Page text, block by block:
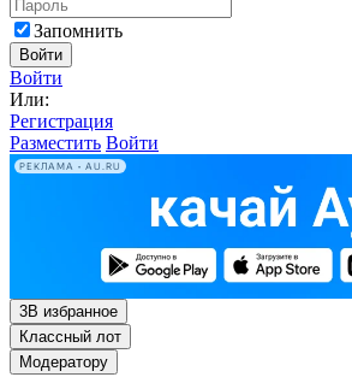
Запомнить
Войти
Войти
Или:
Регистрация
Разместить Войти
РЕКЛАМА • AU.RU
3В избранное
Классный лот
Модератору